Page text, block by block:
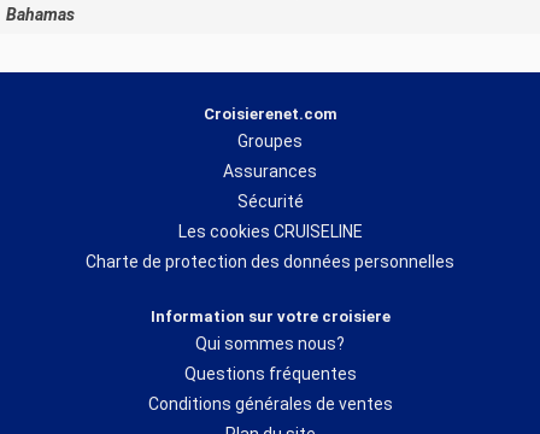
Bahamas
Croisierenet.com
Groupes
Assurances
Sécurité
Les cookies CRUISELINE
Charte de protection des données personnelles
Information sur votre croisiere
Qui sommes nous?
Questions fréquentes
Conditions générales de ventes